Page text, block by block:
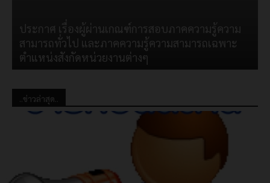
ประกาศ เรื่องผู้ผ่านเกณฑ์การสอบภาคความรู้ความ
สามารถทั่วไป และภาคความรู้ความสามารถเฉพาะ
ตำแหน่งสังกัดหน่วยงานต่างๆ
..ข่าวล่าสุด..